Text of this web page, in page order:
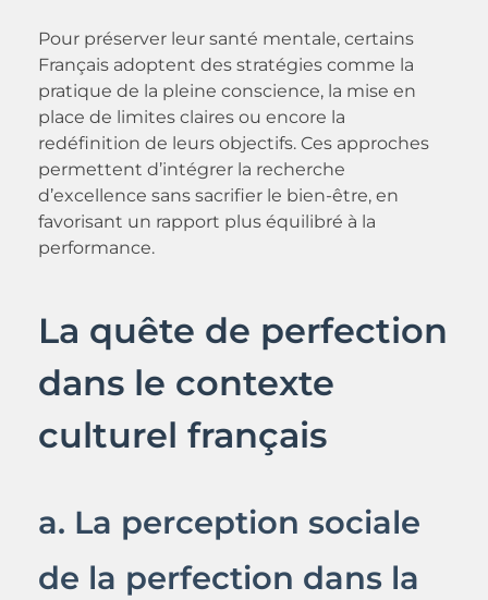
Pour préserver leur santé mentale, certains
Français adoptent des stratégies comme la
pratique de la pleine conscience, la mise en
place de limites claires ou encore la
redéfinition de leurs objectifs. Ces approches
permettent d’intégrer la recherche
d’excellence sans sacrifier le bien-être, en
favorisant un rapport plus équilibré à la
performance.
La quête de perfection
dans le contexte
culturel français
a. La perception sociale
de la perfection dans la